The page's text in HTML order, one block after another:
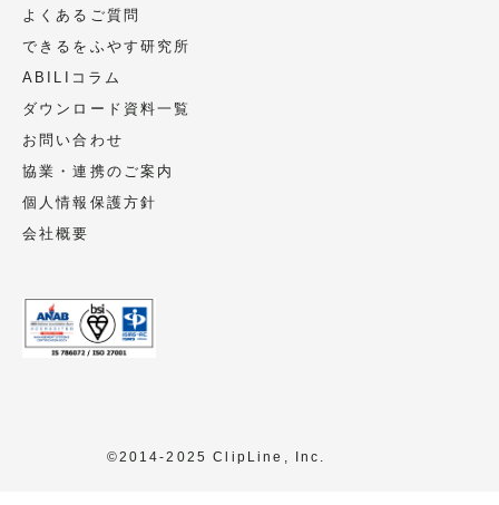
よくあるご質問
できるをふやす研究所
ABILIコラム
ダウンロード資料一覧
お問い合わせ
協業・連携のご案内
個人情報保護方針
会社概要
©2014-2025 ClipLine, Inc.